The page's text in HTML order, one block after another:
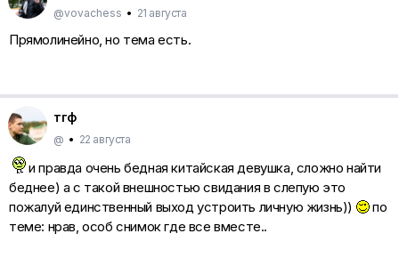
@vovachess • 21 августа
Прямолинейно, но тема есть.
тгф
@ • 22 августа
и правда очень бедная китайская девушка, сложно найти
беднее) а с такой внешностью свидания в слепую это
пожалуй единственный выход устроить личную жизнь))
по
теме: нрав, особ снимок где все вместе..